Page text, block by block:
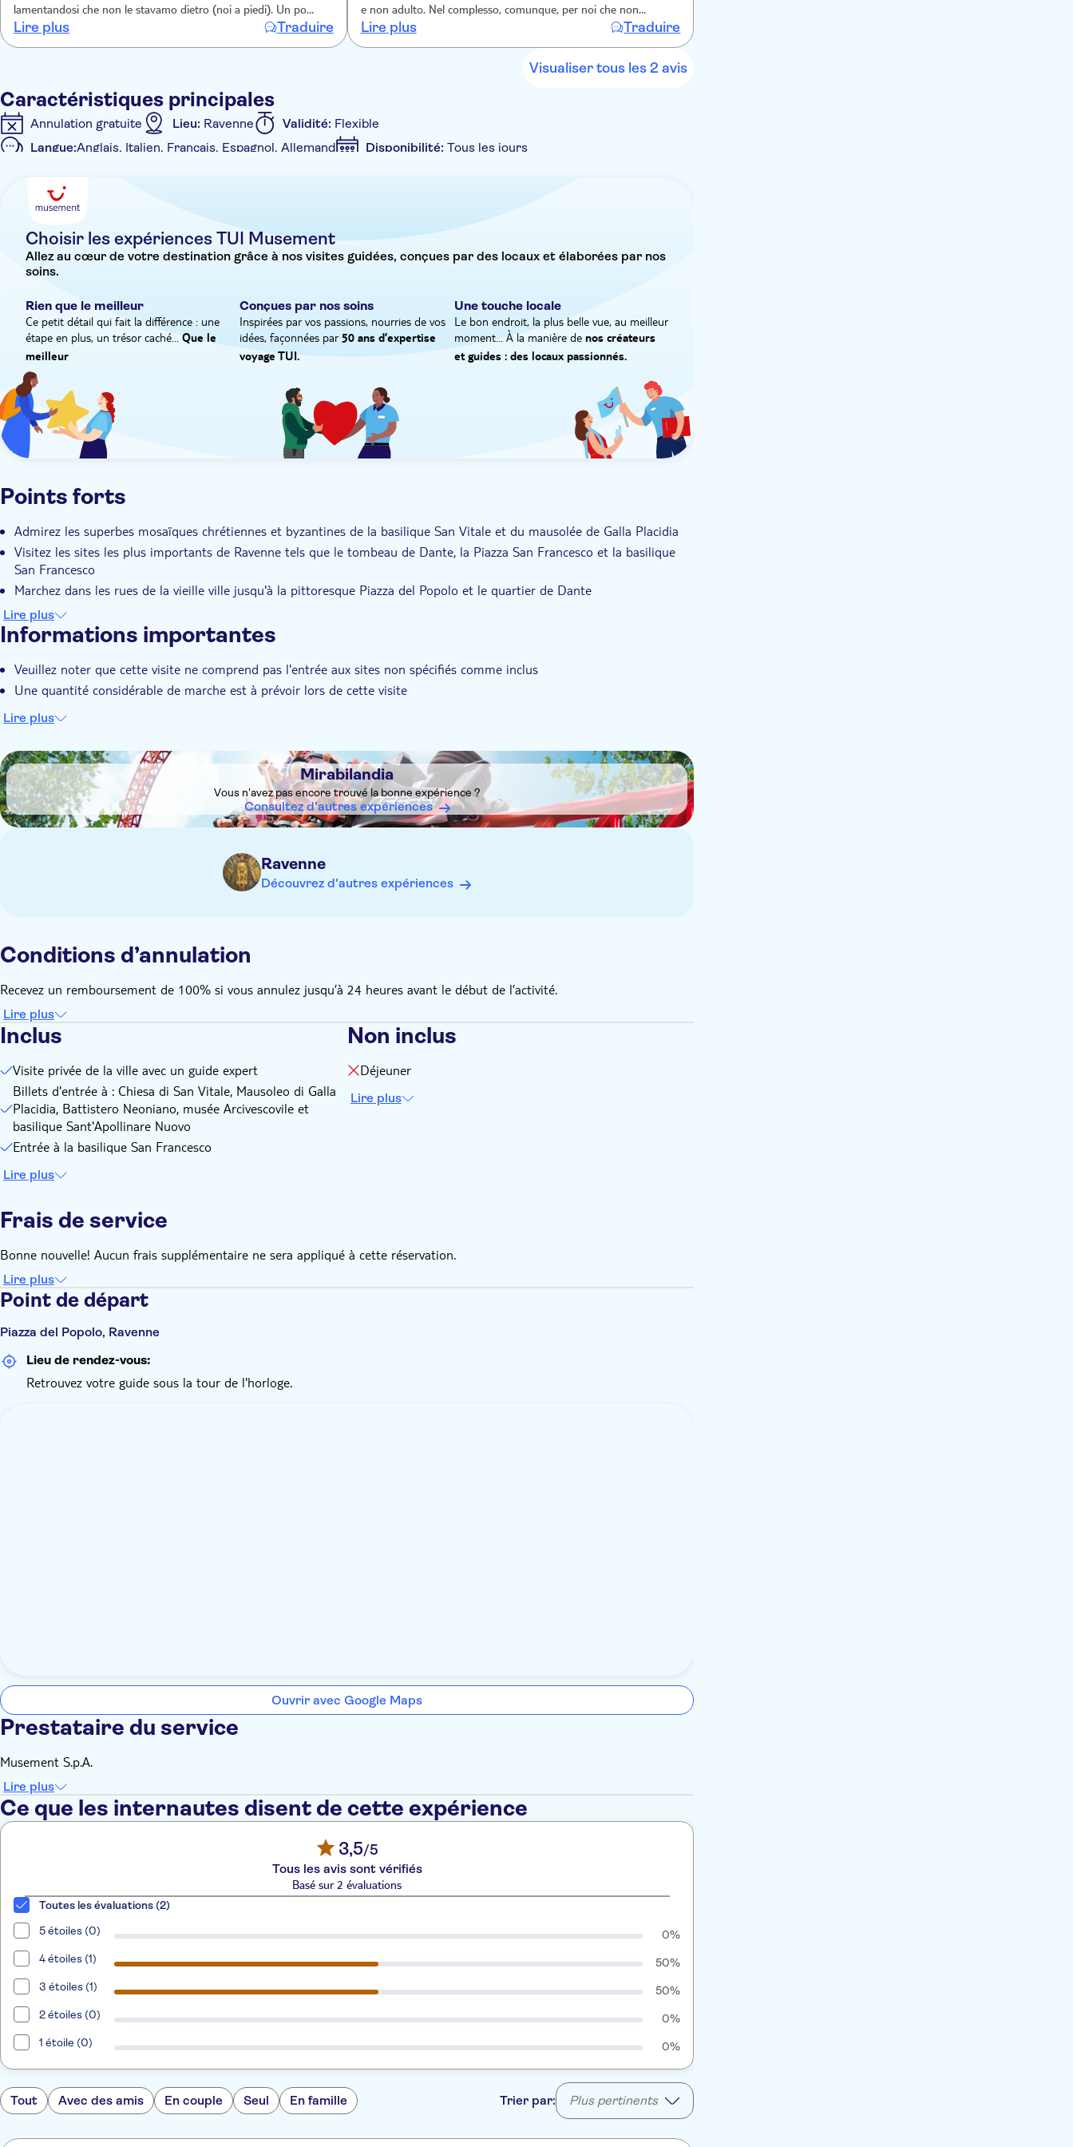
lamentandosi che non le stavamo dietro (noi a piedi). Un po
frettolosa, e spesso rimproverava chi si attardava. Onestamente
siamo rimasti delusi. Solo 30 min per pranzare
Lire plus Traduire
e non adulto. Nel complesso, comunque, per noi che non
avevamo mai visitato Ravenna, non è andata male e l'esperienza
è stata positiva.
Lire plus Traduire
Visualiser tous les 2 avis
Caractéristiques principales
Annulation gratuite Lieu: Ravenne Validité: Flexible
Langue:Anglais, Italien, Français, Espagnol, Allemand Disponibilité: Tous les jours
Caractéristiques supplémentaires
Choisir les expériences TUI Musement
Allez au cœur de votre destination grâce à nos visites guidées, conçues par des locaux et élaborées par nos
soins.
Rien que le meilleur
Ce petit détail qui fait la différence : une
étape en plus, un trésor caché... Que le
meilleur
Conçues par nos soins
Inspirées par vos passions, nourries de vos
idées, façonnées par 50 ans d’expertise
voyage TUI.
Une touche locale
Le bon endroit, la plus belle vue, au meilleur
moment… À la manière de nos créateurs
et guides : des locaux passionnés.
Points forts
Admirez les superbes mosaïques chrétiennes et byzantines de la basilique San Vitale et du mausolée de Galla Placidia
Visitez les sites les plus importants de Ravenne tels que le tombeau de Dante, la Piazza San Francesco et la basilique
San Francesco
Marchez dans les rues de la vieille ville jusqu'à la pittoresque Piazza del Popolo et le quartier de Dante
Découvrez les coins les plus beaux et pittoresques de la ville en suivant votre guide privé
Lire plus
Informations importantes
Veuillez noter que cette visite ne comprend pas l'entrée aux sites non spécifiés comme inclus
Une quantité considérable de marche est à prévoir lors de cette visite
Lire plus
DSA1Mirabilandia
Mirabilandia
Vous n'avez pas encore trouvé la bonne expérience ?
Consultez d'autres expériences
Ravenne
Découvrez d'autres expériences
Conditions d’annulation
Recevez un remboursement de 100% si vous annulez jusqu’à 24 heures avant le début de l’activité.
Lire plus
Inclus
Visite privée de la ville avec un guide expert
Billets d'entrée à : Chiesa di San Vitale, Mausoleo di Galla
Placidia, Battistero Neoniano, musée Arcivescovile et
basilique Sant'Apollinare Nuovo
Entrée à la basilique San Francesco
Lire plus
Non inclus
Déjeuner
Lire plus
Frais de service
Bonne nouvelle! Aucun frais supplémentaire ne sera appliqué à cette réservation.
Lire plus
Point de départ
Piazza del Popolo, Ravenne
Lieu de rendez-vous:
Retrouvez votre guide sous la tour de l'horloge.
Ouvrir avec Google Maps
Prestataire du service
Musement S.p.A.
Lire plus
Ce que les internautes disent de cette expérience
3,5/5
Tous les avis sont vérifiés
Basé sur 2 évaluations
Toutes les évaluations (2)
5 étoiles (0)
0%
4 étoiles (1)
50%
3 étoiles (1)
50%
2 étoiles (0)
0%
1 étoile (0)
0%
Tout Avec des amis En couple Seul En famille Trier par: Plus pertinents